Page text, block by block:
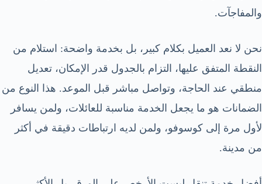
والمفاجآت.
نحن لا نعد العميل بكلام كبير، بل بخدمة واضحة: استلام من
النقطة المتفق عليها، التزام بالجدول قدر الإمكان، تعديل
منطقي عند الحاجة، وتواصل مباشر قبل الموعد. هذا النوع من
الضمانات هو ما يجعل الخدمة مناسبة للعائلات، ولمن يسافر
لأول مرة إلى كوسوفو، ولمن لديه ارتباطات دقيقة في أكثر
من مدينة.